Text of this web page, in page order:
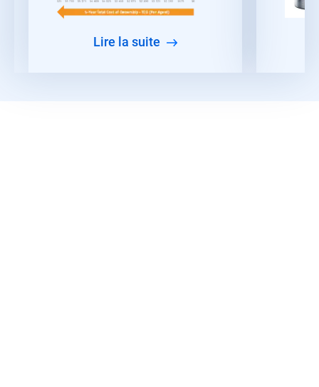
lire la suite